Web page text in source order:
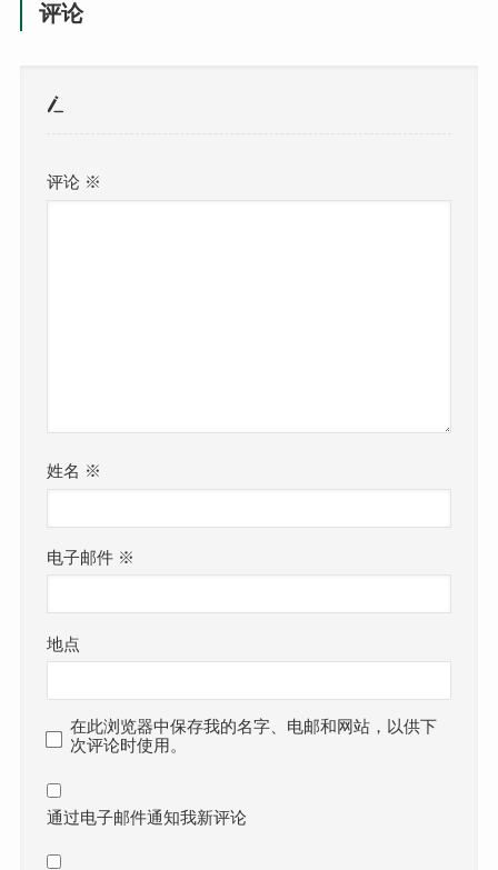
评论
评论 ※
姓名 ※
电子邮件 ※
地点
在此浏览器中保存我的名字、电邮和网站，以供下
次评论时使用。
通过电子邮件通知我新评论